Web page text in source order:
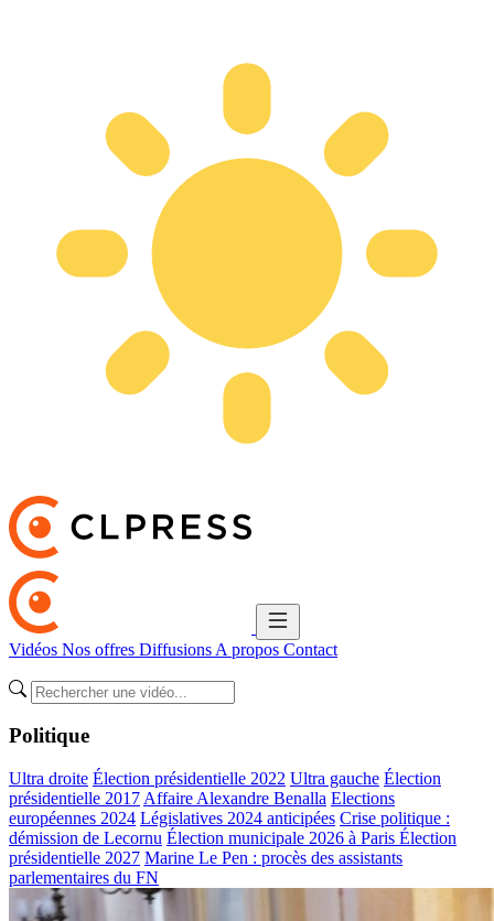
Vidéos Nos offres Diffusions A propos Contact
Politique
Ultra droite Élection présidentielle 2022 Ultra gauche Élection
présidentielle 2017 Affaire Alexandre Benalla Elections
européennes 2024 Législatives 2024 anticipées Crise politique :
démission de Lecornu Élection municipale 2026 à Paris Élection
présidentielle 2027 Marine Le Pen : procès des assistants
parlementaires du FN